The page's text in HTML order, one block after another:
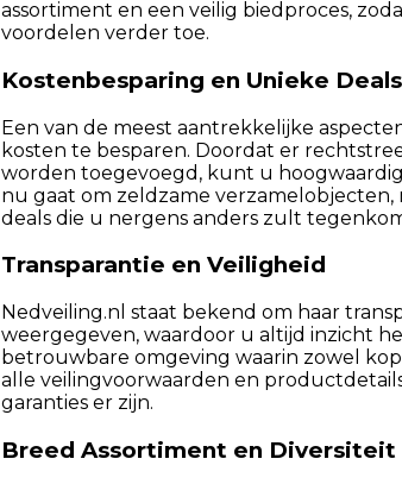
assortiment en een veilig biedproces,
voordelen verder toe.
Kostenbesparing en Unieke Deals
Een van de meest aantrekkelijke
kosten te besparen. Doordat er
worden toegevoegd, kunt u
nu gaat om zeldzame
deals die u nergens anders zult
Transparantie en Veiligheid
Nedveiling.nl staat bekend om haar
weergegeven, waardoor u altijd inzicht
betrouwbare omgeving waarin zowel
alle veilingvoorwaarden en
garanties er zijn.
Breed Assortiment en Diversiteit